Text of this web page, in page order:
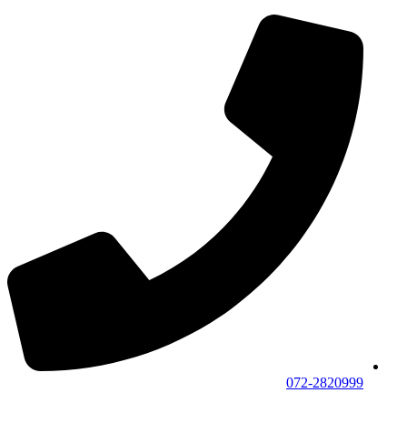
072-2820999